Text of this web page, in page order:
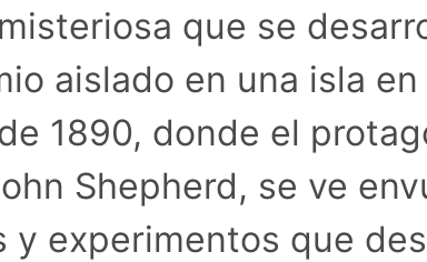
que se
aislado en una isla en
1890, donde el
Shepherd, se ve
y experimentos que